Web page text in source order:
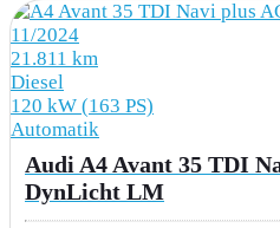
6E3
6SS
7P1 4-Wege-
Vordersitze
11/2024
21.811 km
Diesel
120 kW (163 PS)
Automatik
Audi A4 Avant 35 TDI
DynLicht LM